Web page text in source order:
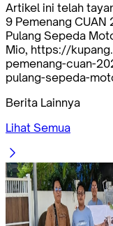
Artikel ini telah
9 Pemenang CUAN
Pulang Sepeda
Mio, https://
pemenang-cuan-
pulang-sepeda-
Berita Lainnya
Lihat Semua